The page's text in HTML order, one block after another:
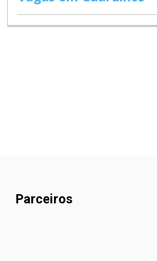
Parceiros